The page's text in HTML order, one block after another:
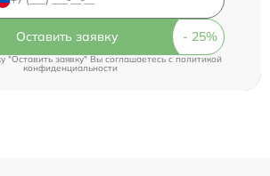
Оставить заявку
"Оставить заявку" Вы соглашаетесь cполитикой
конфиденциальности